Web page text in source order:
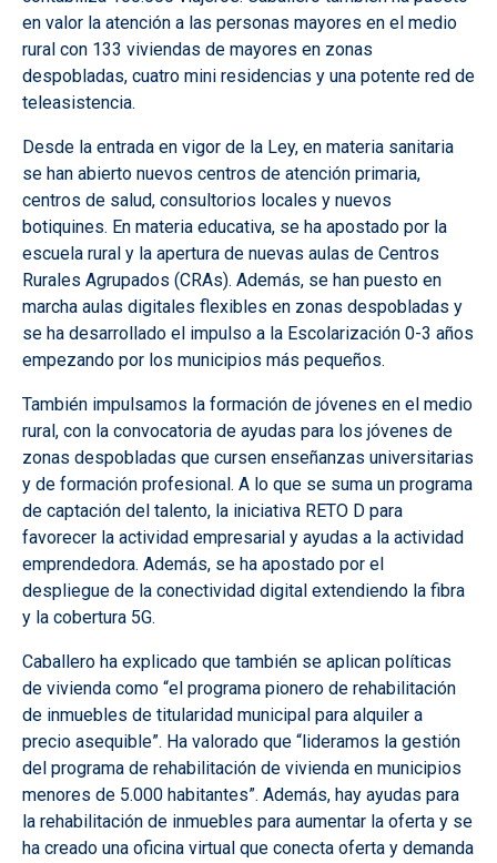
en valor la atención a las personas mayores en el medio
rural con 133 viviendas de mayores en zonas
despobladas, cuatro mini residencias y una potente red de
teleasistencia.
Desde la entrada en vigor de la Ley, en materia sanitaria
se han abierto nuevos centros de atención primaria,
centros de salud, consultorios locales y nuevos
botiquines. En materia educativa, se ha apostado por la
escuela rural y la apertura de nuevas aulas de Centros
Rurales Agrupados (CRAs). Además, se han puesto en
marcha aulas digitales flexibles en zonas despobladas y
se ha desarrollado el impulso a la Escolarización 0-3 años
empezando por los municipios más pequeños.
También impulsamos la formación de jóvenes en el medio
rural, con la convocatoria de ayudas para los jóvenes de
zonas despobladas que cursen enseñanzas universitarias
y de formación profesional. A lo que se suma un programa
de captación del talento, la iniciativa RETO D para
favorecer la actividad empresarial y ayudas a la actividad
emprendedora. Además, se ha apostado por el
despliegue de la conectividad digital extendiendo la fibra
y la cobertura 5G.
Caballero ha explicado que también se aplican políticas
de vivienda como “el programa pionero de rehabilitación
de inmuebles de titularidad municipal para alquiler a
precio asequible”. Ha valorado que “lideramos la gestión
del programa de rehabilitación de vivienda en municipios
menores de 5.000 habitantes”. Además, hay ayudas para
la rehabilitación de inmuebles para aumentar la oferta y se
ha creado una oficina virtual que conecta oferta y demanda